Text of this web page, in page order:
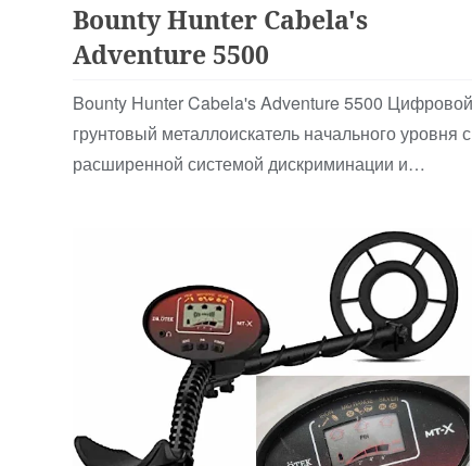
Bounty Hunter Cabela's
Adventure 5500
Bounty Hunter Cabela's Adventure 5500 Цифровой
грунтовый металлоискатель начального уровня с
расширенной системой дискриминации и